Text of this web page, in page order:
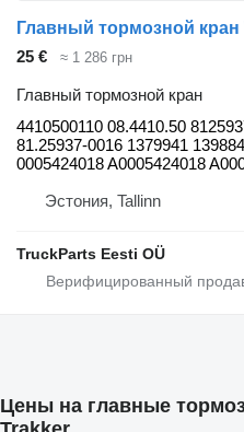
25 € ≈ 1 286 грн
Главный тормозной кран
4410500110 08.4410.50
81.25937-0016 1379941
0005424018 A0005424018
Эстония, Tallinn
TruckParts Eesti OÜ
Цены на главные